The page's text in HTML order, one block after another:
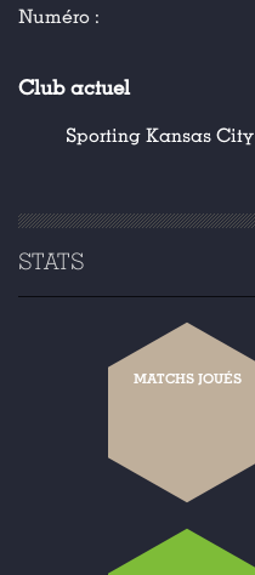
Numéro :
Club actuel
Sporting Kansas City
STATS
MATCHS JOUÉS